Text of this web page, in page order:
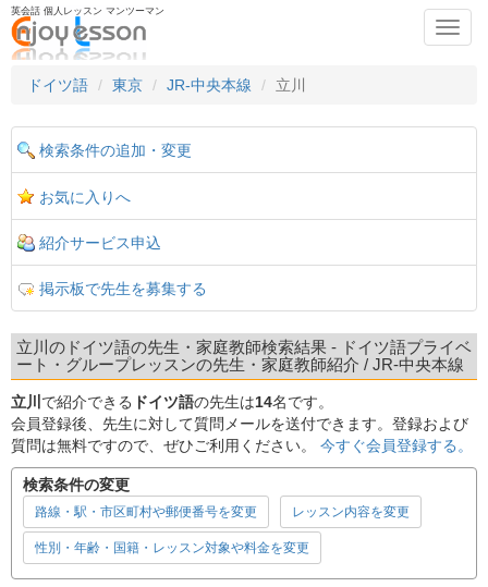
英会話 個人レッスン マンツーマン
ドイツ語
東京 JR-中央本線 立川
検索条件の追加・変更
お気に入りへ
紹介サービス申込
掲示板で先生を募集する
立川のドイツ語の先生・家庭教師検索結果 - ドイツ語プライベ
ート・グループレッスンの先生・家庭教師紹介 / JR-中央本線
立川 で紹介できる ドイツ語の先生は14名です。
会員登録後、先生に対して質問メールを送付できます。登録および
質問は無料ですので、ぜひご利用ください。 今すぐ会員登録する。
検索条件の変更
路線・駅・市区町村や郵便番号を変更 レッスン内容を変更
性別・年齢・国籍・レッスン対象や料金を変更